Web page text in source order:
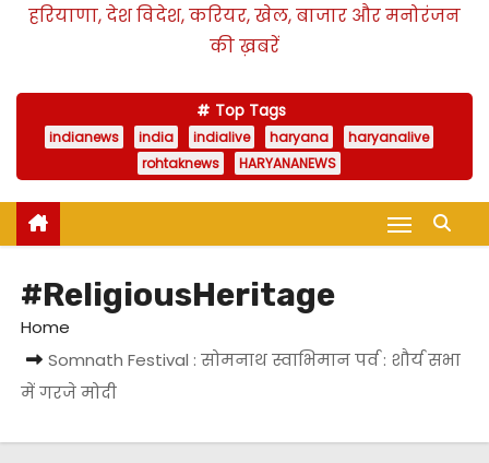
हरियाणा, देश विदेश, करियर, खेल, बाजार और मनोरंजन
की ख़बरें
Top Tags
indianews india indialive haryana
haryanalive
rohtaknews
HARYANANEWS
#ReligiousHeritage
Home
Somnath Festival : सोमनाथ स्वाभिमान पर्व : शौर्य सभा
में गरजे मोदी